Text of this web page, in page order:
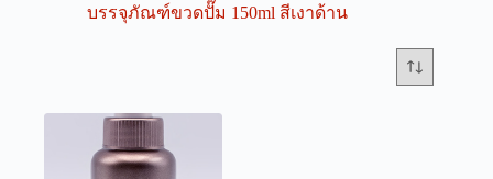
บรรจุภัณฑ์ขวดปั๊ม 150ml สีเงาด้าน